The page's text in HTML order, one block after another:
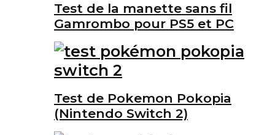
Test de la manette sans fil
Gamrombo pour PS5 et PC
Test de Pokemon Pokopia
(Nintendo Switch 2)